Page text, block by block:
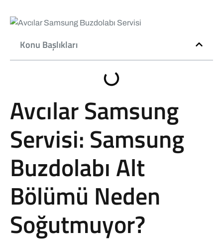
Samsung Servisi: Samsung Buzdolabı Alt Bölümü Neden
Soğutmuyor?
Konu Başlıkları
Avcılar Samsung
Servisi: Samsung
Buzdolabı Alt
Bölümü Neden
Soğutmuyor?